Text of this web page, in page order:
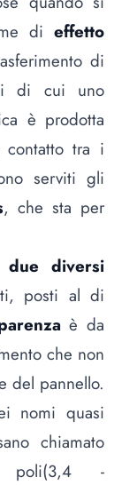
di effetto
di
di cui uno
è prodotta
contatto tra i
serviti gli
, che sta per
due diversi
posti al di
è da
che non
del pannello.
nomi quasi
chiamato
-